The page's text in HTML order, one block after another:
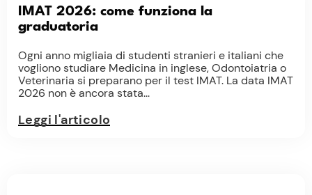
IMAT 2026: come funziona la
graduatoria
Ogni anno migliaia di studenti stranieri e italiani che
vogliono studiare Medicina in inglese, Odontoiatria o
Veterinaria si preparano per il test IMAT. La data IMAT
2026 non è ancora stata...
Leggi l'articolo